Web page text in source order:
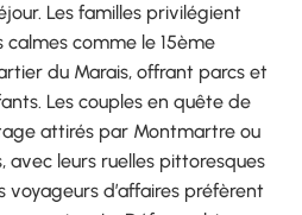
Les familles privilégient
comme le 15ème
du Marais, offrant parcs et
Les couples en quête de
attirés par Montmartre ou
avec leurs ruelles pittoresques
voyageurs d’affaires préfèrent